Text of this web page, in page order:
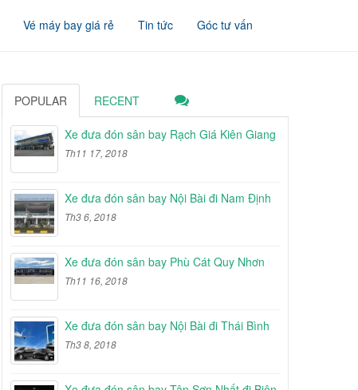
Vé máy bay giá rẻ Tin tức Góc tư vấn
POPULAR RECENT
Xe đưa đón sân bay Rạch Giá Kiên Giang
Th11 17, 2018
Xe đưa đón sân bay Nội Bài đi Nam Định
Th3 6, 2018
Xe đưa đón sân bay Phù Cát Quy Nhơn
Th11 16, 2018
Xe đưa đón sân bay Nội Bài đi Thái Bình
Th3 8, 2018